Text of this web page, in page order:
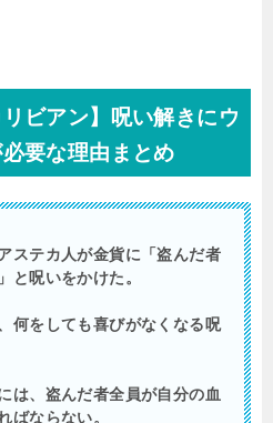
リビアン】呪い解きにウ
要な理由まとめ
ステカ人が金貨に「盗んだ者
と呪いをかけた。
何をしても喜びがなくなる呪
は、盗んだ者全員が自分の血
ばならない。